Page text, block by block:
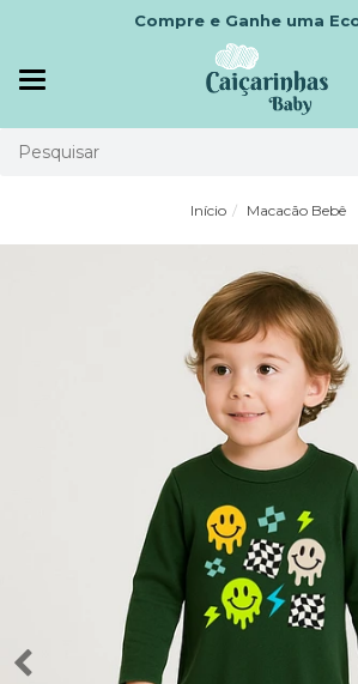
Compre e Ganhe uma
Início Macacão Bebê